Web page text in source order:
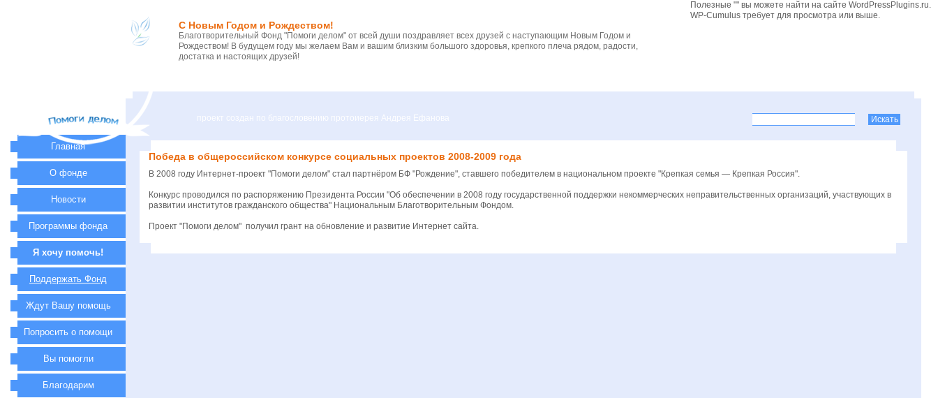
С Новым Годом и Рождеством!
Благотворительный Фонд "Помоги делом" от всей души поздравляет всех друзей с наступающим Новым Годом и
Рождеством! В будущем году мы желаем Вам и вашим близким большого здоровья, крепкого плеча рядом, радости,
достатка и настоящих друзей!
Полезные "" вы можете найти на сайте WordPressPlugins.ru.
WP-Cumulus требует для просмотра или выше.
проект создан по благословению протоиерея Андрея Ефанова
Победа в общероссийском конкурсе социальных проектов 2008-2009 года
В 2008 году Интернет-проект "Помоги делом" стал партнёром БФ "Рождение", ставшего победителем в национальном проекте "Крепкая семья — Крепкая Россия".
Конкурс проводился по распоряжению Президента России "Об обеспечении в 2008 году государственной поддержки некоммерческих неправительственных организаций, участвующих в
развитии институтов гражданского общества" Национальным Благотворительным Фондом.
Проект "Помоги делом" получил грант на обновление и развитие Интернет сайта.
Главная
О фонде
Новости
Программы фонда
Я хочу помочь!
Поддержать Фонд
Ждут Вашу помощь
Попросить о помощи
Вы помогли
Благодарим